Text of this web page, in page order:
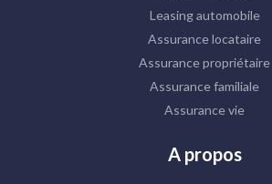
Leasing automobile
Assurance locataire
Assurance propriétaire
Assurance familiale
Assurance vie
A propos